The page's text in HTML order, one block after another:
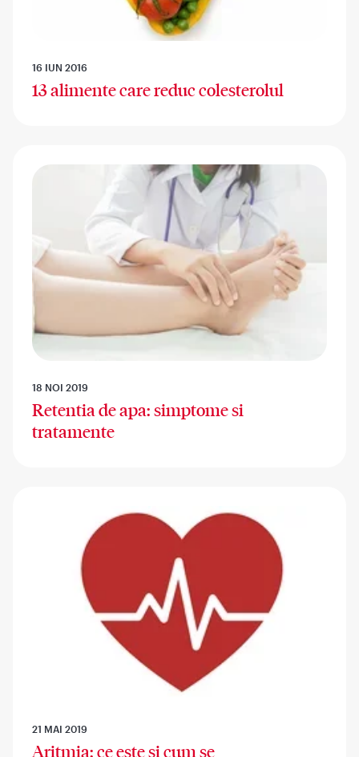
16 IUN 2016
13 alimente care reduc colesterolul
18 NOI 2019
Retentia de apa: simptome si
tratamente
21 MAI 2019
Aritmia: ce este si cum se